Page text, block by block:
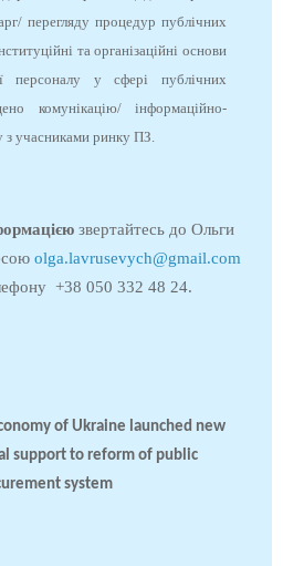
перегляду процедур публічних
та організаційні основи
персоналу у сфері публічних
комунікацію/ інформаційно-
учасниками ринку ПЗ.
звертайтесь до Ольги
olga.lavrusevych@gmail.com
+38 050 332 48 24.
of Ukraine launched new
support to reform of public
system